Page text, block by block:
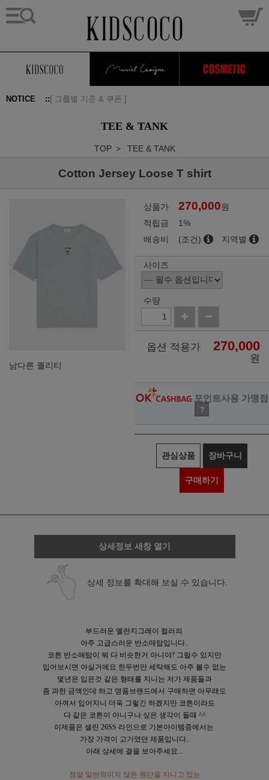
NOTICE ::
[ 그룹별 기준 & 쿠폰 ]
반품,교환 배송비 인상건
24시간이 지난 미입금 주문...
TEE & TANK
TOP TEE & TANK
Cotton Jersey Loose T shirt
남다른 퀄리티
상품가 270,000원
적립금
1%
배송비
(조건) 지역별
사이즈
수량
옵션 적용가 270,000
원
포인트사용 가맹점
?
관심상품 장바구니
구매하기
상세정보 새창 열기
상세 정보를 확대해 보실 수 있습니다.
부드러운 멜란지그레이 컬러의
아주 고급스러운 반소매탑입니다..
코튼 반소매탑이 뭐 다 비슷한거 아니야? 그럴수 있지만
입어보시면 아실거에요 한두번만 세탁해도 아주 볼수 없는
몇년은 입은것 같은 형태를 지니는 저가 제품들과
좀 과한 금액인데 하고 명품브랜드에서 구매하면 아무래도
아껴서 입어지니 더욱 그렇긴 하겠지만 코튼이라도
다 같은 코튼이 아니구나 싶은 생각이 들때 ^^
이제품은 셀린 26SS 라인으로 기본아이템중에서는
가장 가격이 고가였던 제품입니다..
아래 상세에 결을 보아주세요...
정말 일반적이지 않은 원단을 지니고 있는